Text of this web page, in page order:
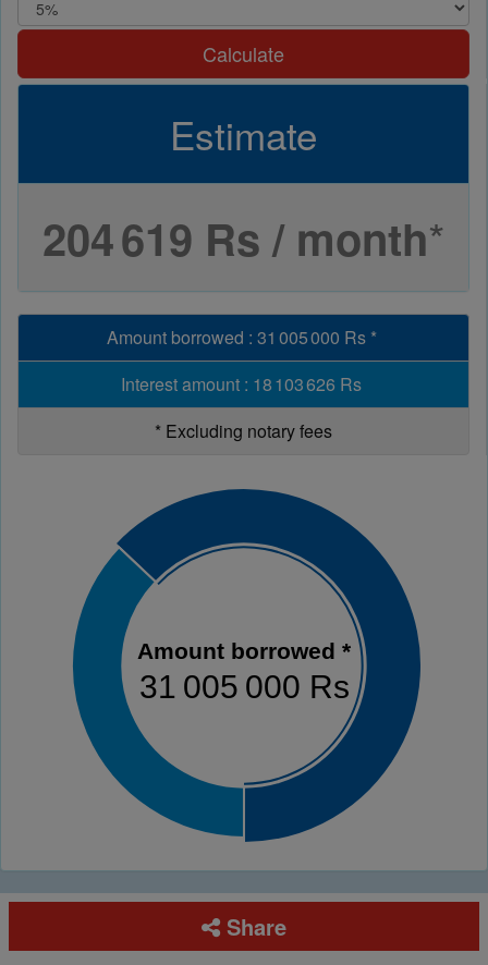
Calculate
Estimate
204 619 Rs / month*
Amount borrowed : 31 005 000 Rs*
Interest amount : 18 103 626 Rs
* Excluding notary fees
Amount borrowed *
31 005 000 Rs
Share